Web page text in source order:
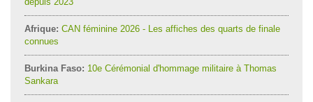
Afrique: CAN féminine 2026 - Les affiches des quarts de finale
connues
Burkina Faso: 10e Cérémonial d'hommage militaire à Thomas
Sankara